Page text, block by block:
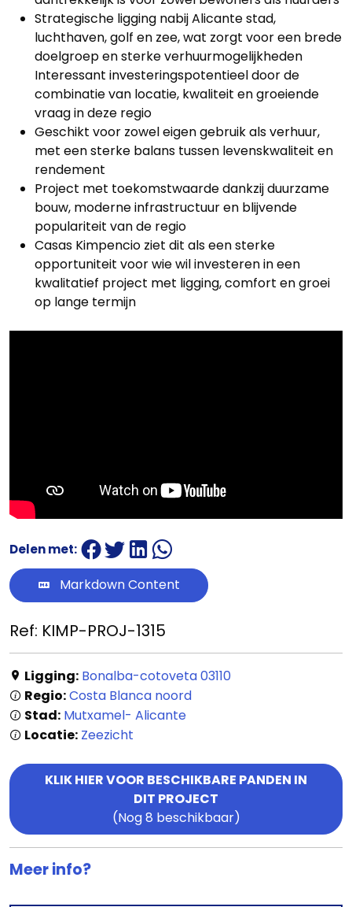
Strategische ligging nabij Alicante stad,
luchthaven, golf en zee, wat zorgt voor een brede
doelgroep en sterke verhuurmogelijkheden
Interessant investeringspotentieel door de
combinatie van locatie, kwaliteit en groeiende
vraag in deze regio
Geschikt voor zowel eigen gebruik als verhuur,
met een sterke balans tussen levenskwaliteit en
rendement
Project met toekomstwaarde dankzij duurzame
bouw, moderne infrastructuur en blijvende
populariteit van de regio
Casas Kimpencio ziet dit als een sterke
opportuniteit voor wie wil investeren in een
kwalitatief project met ligging, comfort en groei
op lange termijn
Delen met:
Markdown Content
Ref: KIMP-PROJ-1315
Ligging: Bonalba-cotoveta 03110
Regio:Costa Blanca noord
Stad: Mutxamel- Alicante
Locatie: Zeezicht
KLIK HIER VOOR BESCHIKBARE PANDEN IN
DIT PROJECT
(Nog 8 beschikbaar)
Meer info?